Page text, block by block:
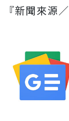
『新聞來源／